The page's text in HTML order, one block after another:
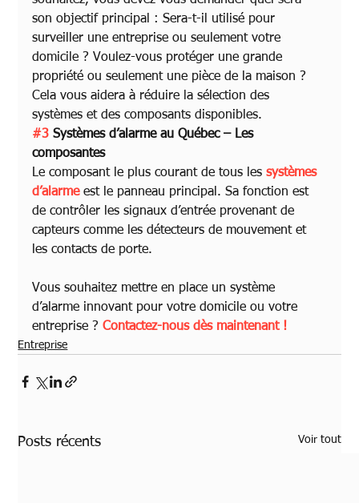
son objectif principal : Sera-t-il utilisé pour
surveiller une entreprise ou seulement votre
domicile ? Voulez-vous protéger une grande
propriété ou seulement une pièce de la maison ?
Cela vous aidera à réduire la sélection des
systèmes et des composants disponibles.
#3 Systèmes d’alarme au Québec – Les
composantes
Le composant le plus courant de tous les systèmes
d’alarme est le panneau principal. Sa fonction est
de contrôler les signaux d’entrée provenant de
capteurs comme les détecteurs de mouvement et
les contacts de porte.
Vous souhaitez mettre en place un système
d’alarme innovant pour votre domicile ou votre
entreprise ? Contactez-nous dès maintenant !
Entreprise
Posts récents Voir tout